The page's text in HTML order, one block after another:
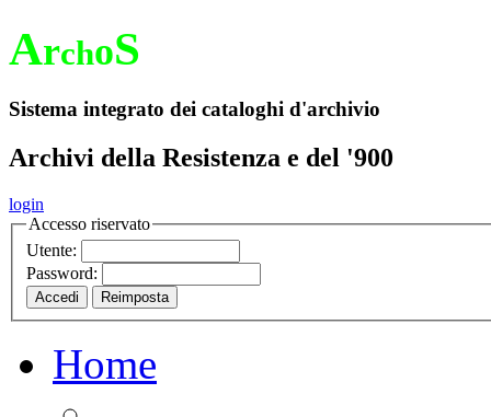
ArchoS
Sistema integrato dei cataloghi d'archivio
Archivi della Resistenza e del '900
login
Accesso riservato
Utente:
Password:
Home